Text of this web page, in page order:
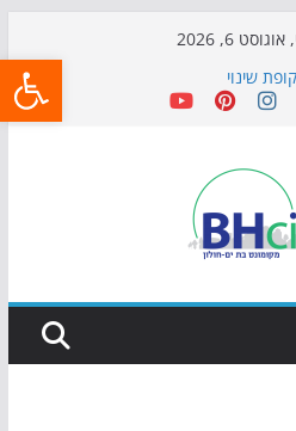
6, 2026
שינוי
לכבוש את הגינות: מאות משפחות
הקרנת גמר המונדיאל בטרמינל
חוף הריביירה הופך למרחב